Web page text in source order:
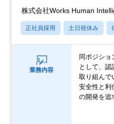
株式会社Works Human
正社員採用 土日祝休み
業務内容
同ポジショ
として、認
取り組んで
安全性と利
の開発を追